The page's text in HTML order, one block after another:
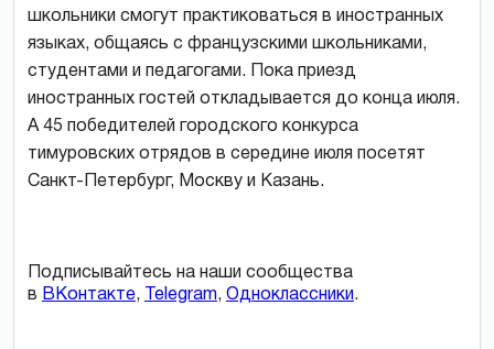
школьники смогут практиковаться в иностранных
языках, общаясь с французскими школьниками,
студентами и педагогами. Пока приезд
иностранных гостей откладывается до конца июля.
А 45 победителей городского конкурса
тимуровских отрядов в середине июля посетят
Санкт-Петербург, Москву и Казань.
Подписывайтесь на наши сообщества
в ВКонтакте, Telegram, Одноклассники.